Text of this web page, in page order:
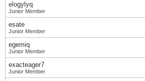
elogylyq
Junior Member
esate
Junior Member
egemiq
Junior Member
exacteager7
Junior Member